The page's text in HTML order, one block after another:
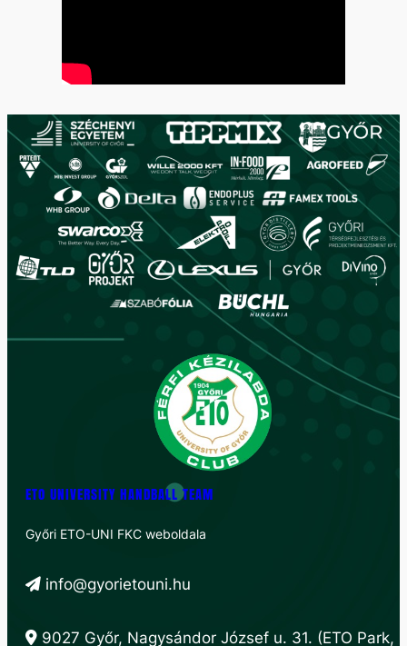
ETO UNIVERSITY HANDBALL TEAM
Győri ETO-UNI FKC weboldala
info@gyorietouni.hu
9027 Győr, Nagysándor József u. 31. (ETO Park,